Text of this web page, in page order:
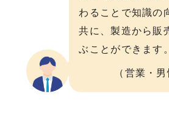
わることで知識の
共に、製造から販
ぶことができます。
（営業・